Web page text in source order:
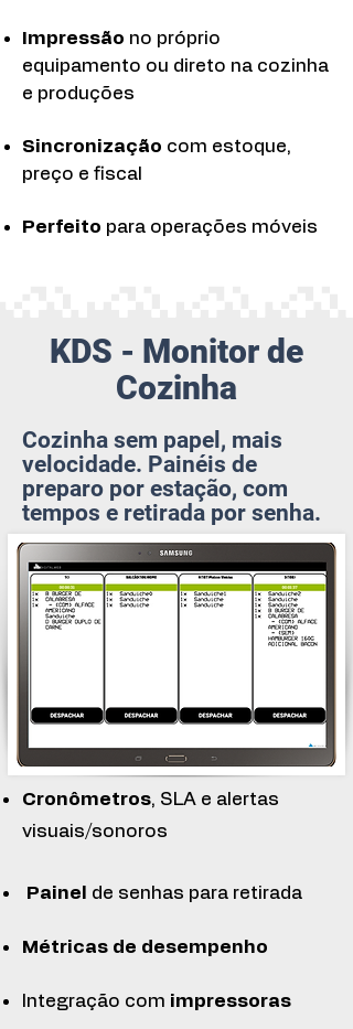
Impressão no próprio
equipamento ou direto na cozinha
e produções
Sincronização com estoque,
preço e fiscal
Perfeito para operações móveis
KDS - Monitor de
Cozinha
Cozinha sem papel, mais
velocidade. Painéis de
preparo por estação, com
tempos e retirada por senha.
Cronômetros, SLA e alertas
visuais/sonoros
Painel de senhas para retirada
Métricas de desempenho
Integração com impressoras